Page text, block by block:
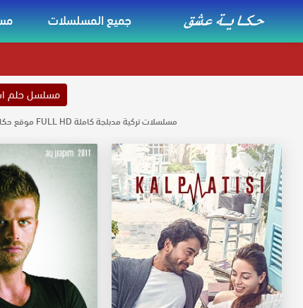
جميع المسلسلات
مسلسل حلم
مسلسلات تركية مدبلجة كاملة FULL HD موقع حكاية عشق مسلسلات مدبلجة كاملة مشاهدة حصرية لجميع المسلسلات مدبلجه حكاية عشق بجودة عالية تحميل مسلسلات تركية مدبلجة موقع حكاية عشق